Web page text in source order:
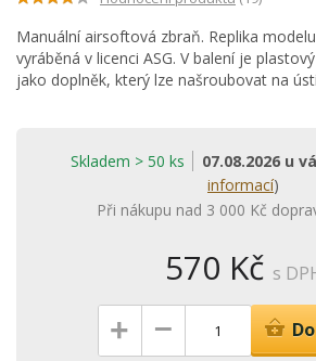
Manuální airsoftová zbraň. Replika
vyráběná v licenci ASG. V balení je
jako doplněk, který lze našroubovat na
Skladem > 50 ks 07.08.2026 u
informací)
Při nákupu nad 3 000 Kč
570 Kč s
+ –